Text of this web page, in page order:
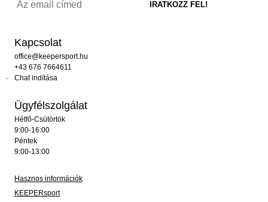
Kapcsolat
office@keepersport.hu
+43 676 7664611
Chat indítása
Ügyfélszolgálat
Hétfő-Csütörtök
9:00-16:00
Péntek
9:00-13:00
Hasznos információk
KEEPERsport